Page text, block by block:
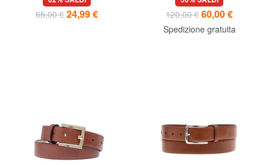
65,00 € 24,99 € 120,00 € 60,00 €
Spedizione gratuita